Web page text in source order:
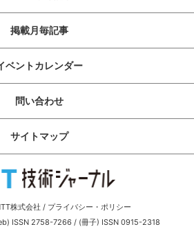
掲載月毎記事
ベントカレンダー
問い合わせ
サイトマップ
株式会社 / プライバシー・ポリシー
ISSN 2758-7266 / (冊子) ISSN 0915-2318